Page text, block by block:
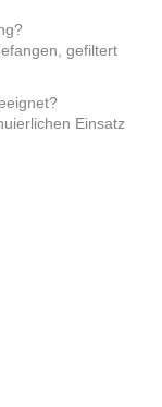
gefiltert
Einsatz